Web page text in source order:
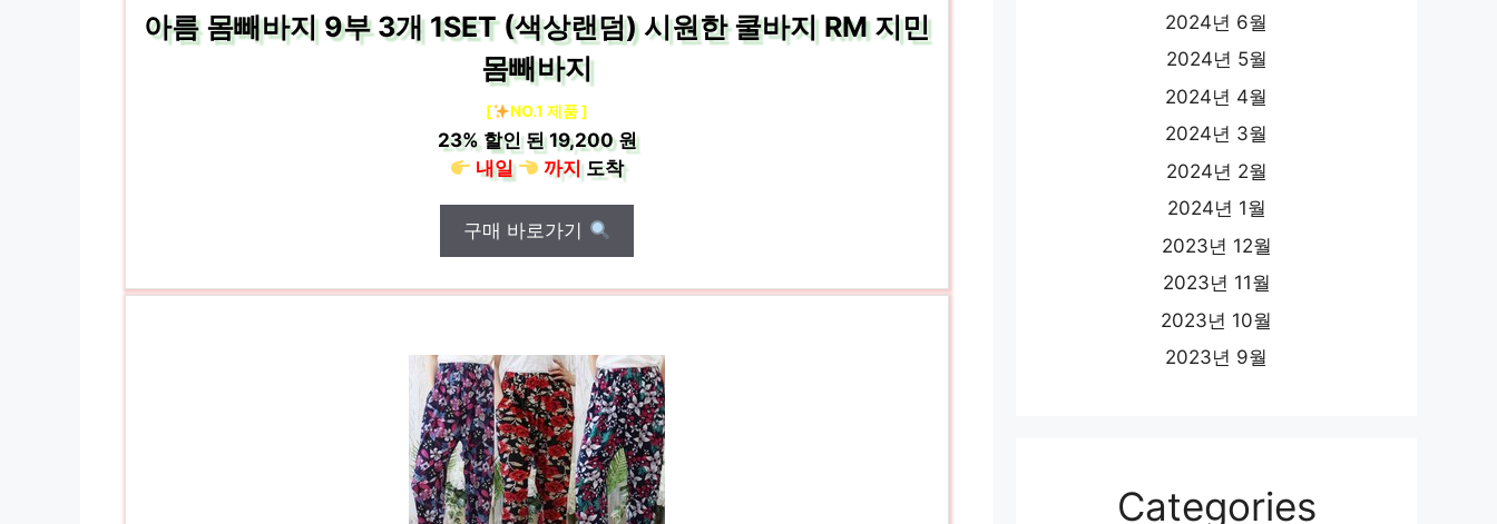
아름 몸빼바지 9부 3개 1SET (색상랜덤) 시원한 쿨바지 RM 지민
몸빼바지
[ NO.1 제품 ]
23%할인 된19,200 원
내일
까지도착
구매 바로가기
2024년 6월
2024년 5월
2024년 4월
2024년 3월
2024년 2월
2024년 1월
2023년 12월
2023년 11월
2023년 10월
2023년 9월
Categories